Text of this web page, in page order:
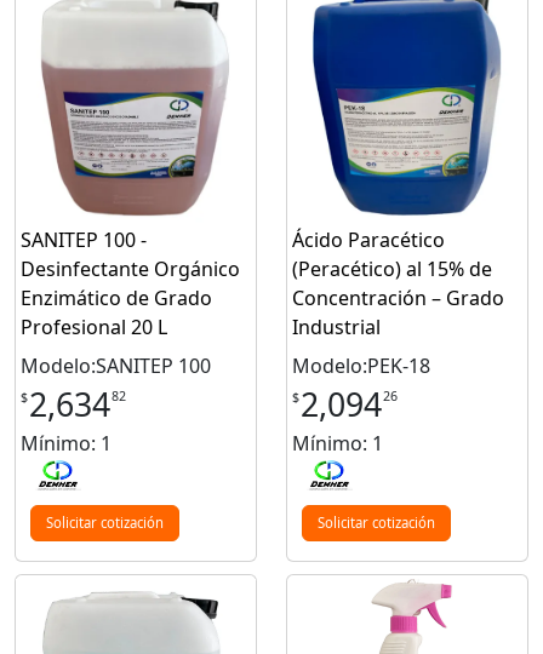
SANITEP 100 -
Desinfectante Orgánico
Enzimático de Grado
Profesional 20 L
Modelo:SANITEP 100
$2,63482
Mínimo: 1
Solicitar cotización
Ácido Paracético
(Peracético) al 15% de
Concentración – Grado
Industrial
Modelo:PEK-18
$2,09426
Mínimo: 1
Solicitar cotización